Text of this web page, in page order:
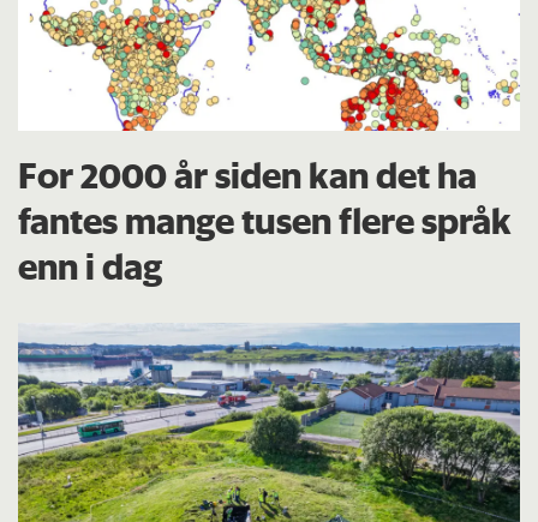
For 2000 år siden kan det ha
fantes mange tusen flere språk
enn i dag